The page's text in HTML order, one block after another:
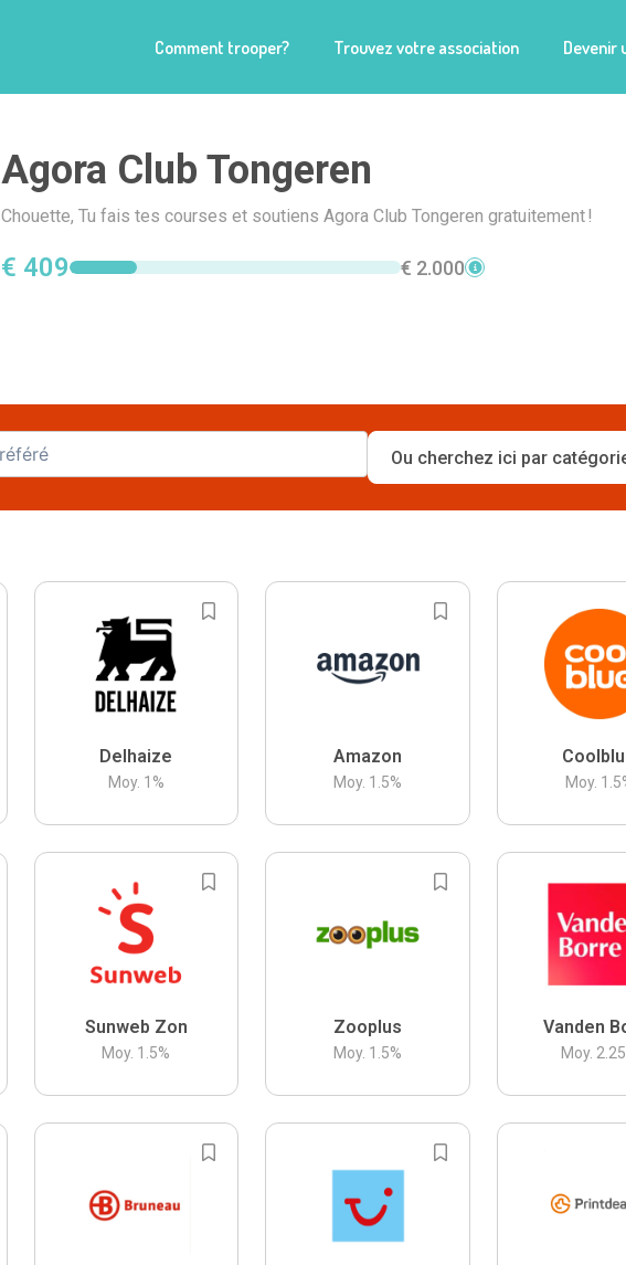
Comment trooper? Trouvez votre association Devenir
Agora Club Tongeren
Chouette, Tu fais tes courses et soutiens Agora Club Tongeren gratuitement !
€ 409 € 2.000
Delhaize
Moy. 1 %
Amazon
Moy. 1.5% Moy. 1.5
Sunweb Zon
Moy. 1.5%
Zooplus
Moy. 1.5%
Vanden
Moy. 2.25